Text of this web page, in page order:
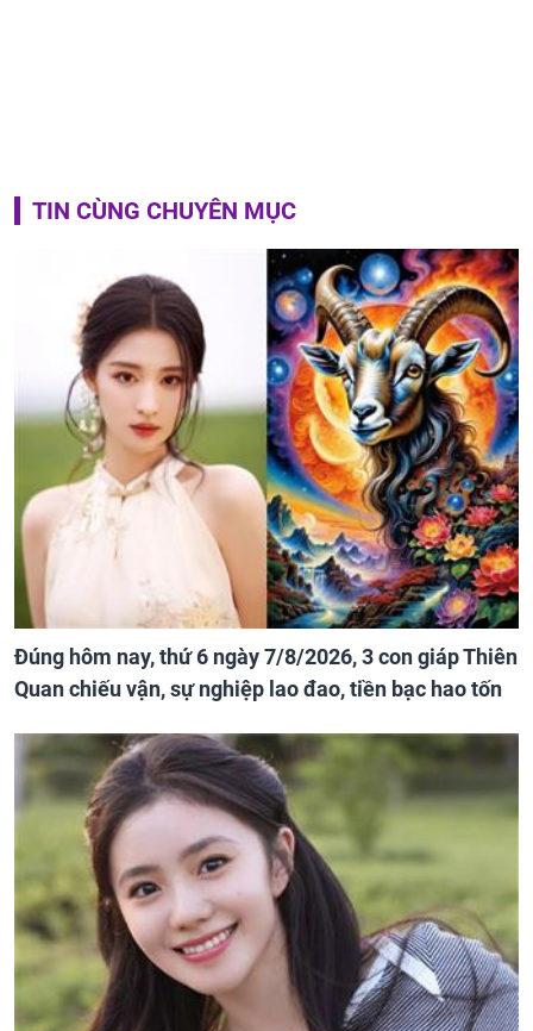
TIN CÙNG CHUYÊN MỤC
Đúng hôm nay, thứ 6 ngày 7/8/2026, 3 con giáp Thiên
Quan chiếu vận, sự nghiệp lao đao, tiền bạc hao tốn